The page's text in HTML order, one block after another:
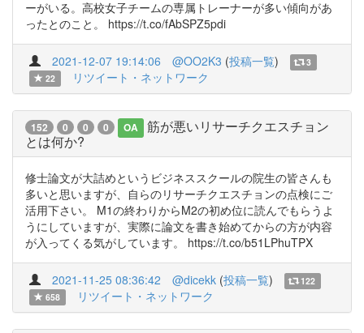
ーがいる。高校女子チームの専属トレーナーが多い傾向があ
ったとのこと。 https://t.co/fAbSPZ5pdi
2021-12-07 19:14:06 @OO2K3 (投稿一覧)
3
22
リツイート・ネットワーク
152 0 0 0 OA
筋が悪いリサーチクエスチョン
とは何か?
修士論文が大詰めというビジネススクールの院生の皆さんも
多いと思いますが、自らのリサーチクエスチョンの点検にご
活用下さい。 M1の終わりからM2の初め位に読んでもらうよ
うにしていますが、実際に論文を書き始めてからの方が内容
が入ってくる気がしています。 https://t.co/b51LPhuTPX
2021-11-25 08:36:42 @dicekk (投稿一覧)
122
658
リツイート・ネットワーク